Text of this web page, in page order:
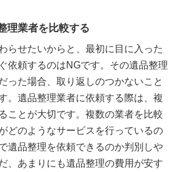
理業者を比較する
らせたいからと、最初に目に入った
依頼するのはNGです。その遺品整理
った場合、取り返しのつかないこと
。遺品整理業者に依頼する際は、複
ことが大切です。複数の業者を比較
どのようなサービスを行っているの
遺品整理を依頼できるのか判別しや
、あまりにも遺品整理の費用が安す